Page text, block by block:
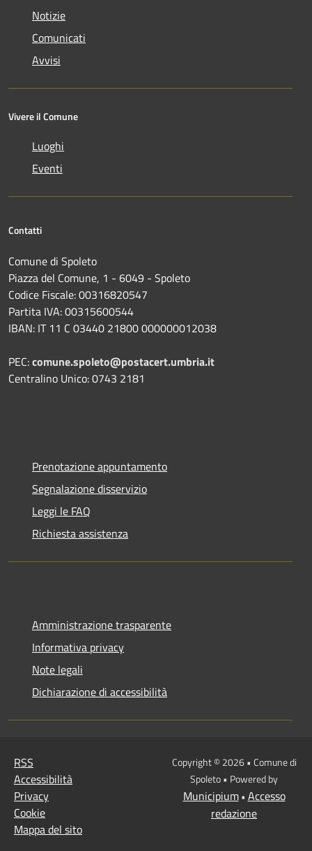
Notizie
Comunicati
Avvisi
Vivere il Comune
Luoghi
Eventi
Contatti
Comune di Spoleto
Piazza del Comune, 1 - 6049 - Spoleto
Codice Fiscale: 00316820547
Partita IVA: 00315600544
IBAN: IT 11 C 03440 21800 000000012038
PEC:comune.spoleto@postacert.umbria.it
Centralino Unico: 0743 2181
Prenotazione appuntamento
Segnalazione disservizio
Leggi le FAQ
Richiesta assistenza
Amministrazione trasparente
Informativa privacy
Note legali
Dichiarazione di accessibilità
RSS
Accessibilità
Privacy
Cookie
Mappa del sito
Copyright © 2026 • Comune di
Spoleto • Powered by
Municipium• Accesso
redazione